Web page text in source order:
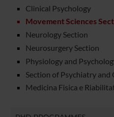
Clinical Psychology
Movement Sciences
Neurology Section
Neurosurgery Section
Physiology and
Section of Psychiatry and
Medicina Fisica e